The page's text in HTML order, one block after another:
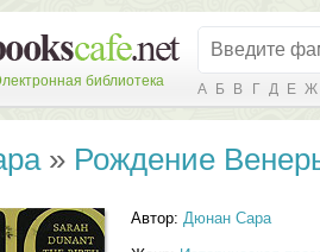
библиотека А Б В Г Д Е Ж
» Рождение
Автор: Дюнан Сара